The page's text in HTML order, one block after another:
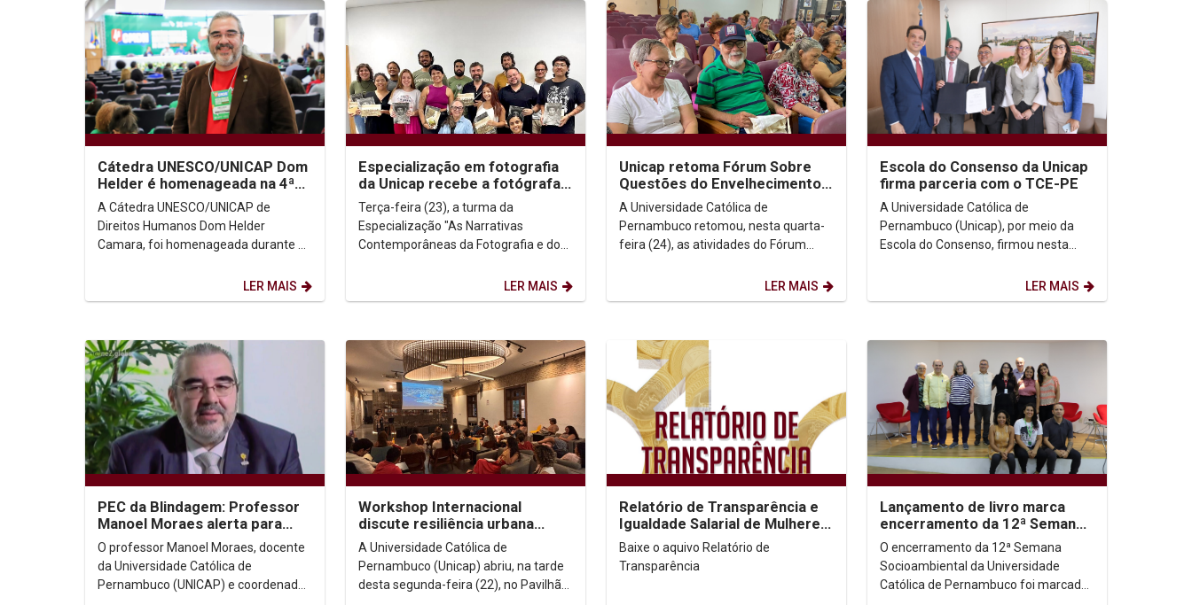
Cátedra UNESCO/UNICAP Dom
Helder é homenageada na 4ª
Conferência Municipal de
Direitos Humanos do...
A Cátedra UNESCO/UNICAP de
Direitos Humanos Dom Helder
Camara, foi homenageada durante a
Humanos do Recife, realizada...
LER MAIS
Especialização em fotografia
da Unicap recebe a fotógrafa
Ana Farache
Terça-feira (23), a turma da
Especialização "As Narrativas
Contemporâneas da Fotografia e do
LER MAIS
Unicap retoma Fórum Sobre
Questões do Envelhecimento
com reflexão sobre Ecologia
Integral
A Universidade Católica de
Pernambuco retomou, nesta quarta-
feira (24), as atividades do Fórum
coordenado pelo Instituto...LER MAIS
Escola do Consenso da Unicap
firma parceria com o TCE-PE
A Universidade Católica de
Pernambuco (Unicap), por meio da
Escola do Consenso, firmou nesta
cooperação técnica com o Tribunal...
LER MAIS
PEC da Blindagem: Professor
Manoel Moraes alerta para
retrocessos graves em
entrevistas à Rede Globo
O professor Manoel Moraes, docente
da Universidade Católica de
Pernambuco (UNICAP) e coordenador
Workshop Internacional
discute resiliência urbana
integrada na Borda Histórica
Continental do Recife
A Universidade Católica de
Pernambuco (Unicap) abriu, na tarde
desta segunda-feira (22), no Pavilhão
Relatório de Transparência e
Igualdade Salarial de Mulheres
e Homens - 2º Semestre 2025
Baixe o aquivo Relatório de
Transparência
Lançamento de livro marca
encerramento da 12ª Semana
Socioambiental
O encerramento da 12ª Semana
Socioambiental da Universidade
Católica de Pernambuco foi marcado